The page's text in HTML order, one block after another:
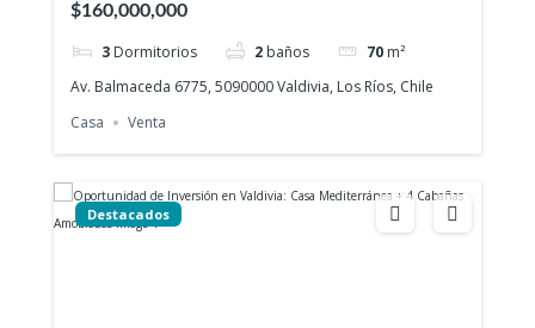
$160,000,000
3 Dormitorios 2 baños 70 m²
Av. Balmaceda 6775, 5090000 Valdivia, Los Ríos, Chile
Casa
Venta
Destacados